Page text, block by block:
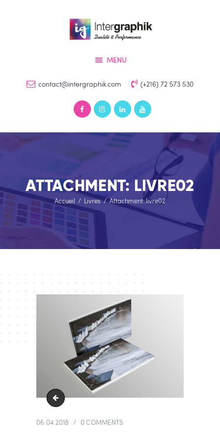
MENU
contact@intergraphik.com (+216) 72 573 530
ATTACHMENT: LIVRE02
Accueil Livres Attachment: livre02
INTERGRAPHIK
Services
Devis
Contact
livre
06.04.2018 0 COMMENTS